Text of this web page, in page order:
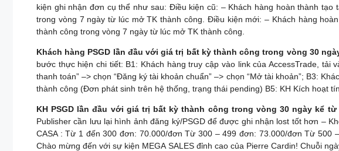
kiện ghi nhận đơn cụ thể như sau: Điều kiện cũ: – Khách hàng hoàn thành
trong vòng 7 ngày từ lúc mở TK thành công. Điều kiện mới: – Khách hàng
thành công trong vòng 7 ngày từ lúc mở TK thành công.
Khách hàng PSGD lần đầu với giá trị bất kỳ thành công trong vòng 30
bước thực hiện chi tiết: B1: Khách hàng truy cập vào link của AccessTrade, tải
thanh toán” –> chọn “Đăng ký tài khoản chuẩn” –> chọn “Mở tài khoản”; B3:
thành công (Đơn phát sinh trên hệ thống, trạng thái pending) B5: KH Kích hoạt
KH PSGD lần đầu với giá trị bất kỳ thành công trong vòng 30 ngày kể
Publisher cần lưu lại hình ảnh đăng ký/PSGD để được ghi nhận lost tốt hơn –
CASA : Từ 1 đến 300 đơn: 70.000/đơn Từ 300 – 499 đơn: 73.000/đơn Từ
Chào mừng đến với sự kiện MEGA SALES đỉnh cao của Pierre Cardin! Chuỗi